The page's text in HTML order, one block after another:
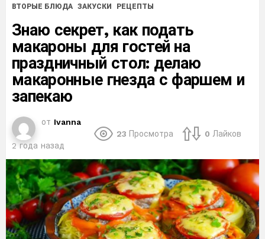
ВТОРЫЕ БЛЮДА ЗАКУСКИ РЕЦЕПТЫ
Знаю секрет, как подать
макароны для гостей на
праздничный стол: делаю
макаронные гнезда с фаршем и
запекаю
от Ivanna
2 года назад
23 Просмотра 0 Лайков